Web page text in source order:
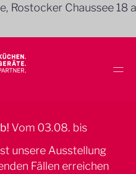
Rostocker Chaussee 18
═
Vom 03.08. bis
unsere Ausstellung
Fällen erreichen